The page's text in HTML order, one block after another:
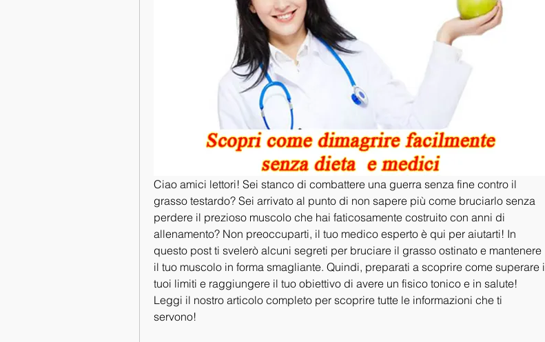
Ciao amici lettori! Sei stanco di combattere una guerra senza fine contro il
grasso testardo? Sei arrivato al punto di non sapere più come bruciarlo senza
perdere il prezioso muscolo che hai faticosamente costruito con anni di
allenamento? Non preoccuparti, il tuo medico esperto è qui per aiutarti! In
questo post ti svelerò alcuni segreti per bruciare il grasso ostinato e mantenere
il tuo muscolo in forma smagliante. Quindi, preparati a scoprire come superare i
tuoi limiti e raggiungere il tuo obiettivo di avere un fisico tonico e in salute!
Leggi il nostro articolo completo per scoprire tutte le informazioni che ti
servono!